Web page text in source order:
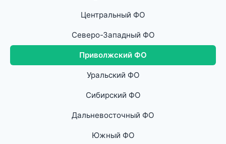
Центральный ФО
Северо-Западный ФО
Приволжский ФО
Уральский ФО
Сибирский ФО
Дальневосточный ФО
Южный ФО